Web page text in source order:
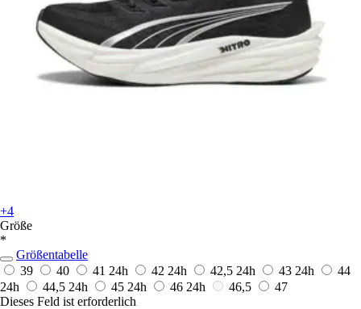
+4
Größe
*
Größentabelle
39
40 41 24h 42 24h 42,5 24h 43 24h
44
24h
44,5 24h 45 24h 46 24h 46,5
47
Dieses Feld ist erforderlich